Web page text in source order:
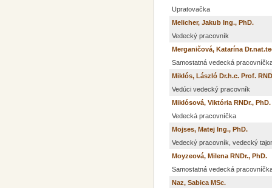
Upratovačka
Melicher, Jakub Ing., PhD.
Vedecký pracovník
Merganičová, Katarína
Samostatná vedecká
Miklós, László Dr.h.c. Prof.
Vedúci vedecký pracovník
Miklósová, Viktória RNDr., PhD.
Vedecká pracovníčka
Mojses, Matej Ing., PhD.
Vedecký pracovník, vedecký
Moyzeová, Milena RNDr., PhD.
Samostatná vedecká
Naz, Sabica MSc.